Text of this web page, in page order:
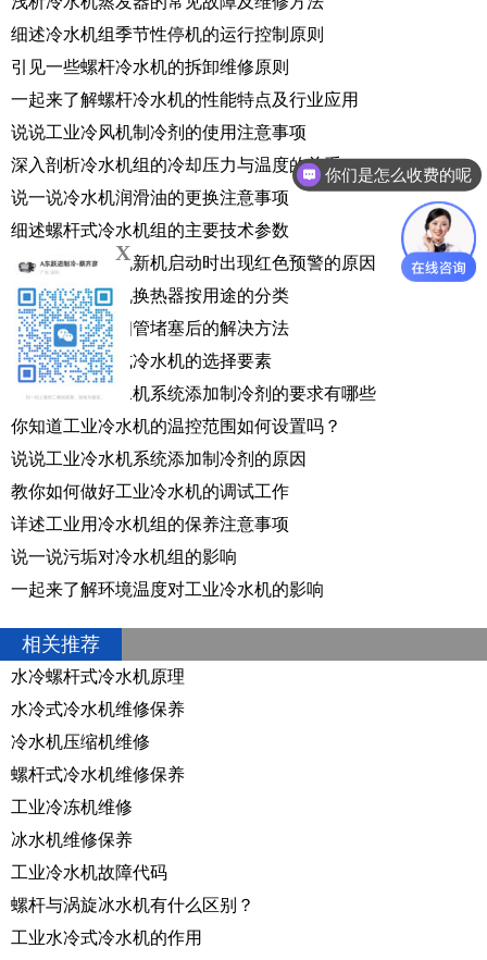
细述冷水机组季节性停机的运行控制原则
引见一些螺杆冷水机的拆卸维修原则
一起来了解螺杆冷水机的性能特点及行业应用
说说工业冷风机制冷剂的使用注意事项
深入剖析冷水机组的冷却压力与温度的关系
说一说冷水机润滑油的更换注意事项
细述螺杆式冷水机组的主要技术参数
谈谈工业冷风机新机启动时出现红色预警的原因
详细介绍冷水机换热器按用途的分类
畅谈冷水机毛细管堵塞后的解决方法
带你了解水冷式冷水机的选择要素
说一说工业冷水机系统添加制冷剂的要求有哪些
你知道工业冷水机的温控范围如何设置吗？
说说工业冷水机系统添加制冷剂的原因
教你如何做好工业冷水机的调试工作
详述工业用冷水机组的保养注意事项
说一说污垢对冷水机组的影响
一起来了解环境温度对工业冷水机的影响
相关推荐
水冷螺杆式冷水机原理
水冷式冷水机维修保养
冷水机压缩机维修
螺杆式冷水机维修保养
工业冷冻机维修
冰水机维修保养
工业冷水机故障代码
螺杆与涡旋冰水机有什么区别？
工业水冷式冷水机的作用
X
你们是怎么收费的呢